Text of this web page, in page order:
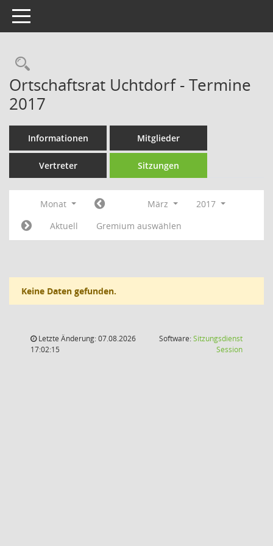
Toggle navigation
Rechercheauswahl
Ortschaftsrat Uchtdorf - Termine
2017
Informationen Mitglieder
Vertreter Sitzungen
Monat März
2017
Aktuell
Gremium auswählen
Keine Daten gefunden.
Letzte Änderung: 07.08.2026
17:02:15
Software:Sitzungsdienst
Session(Wird in